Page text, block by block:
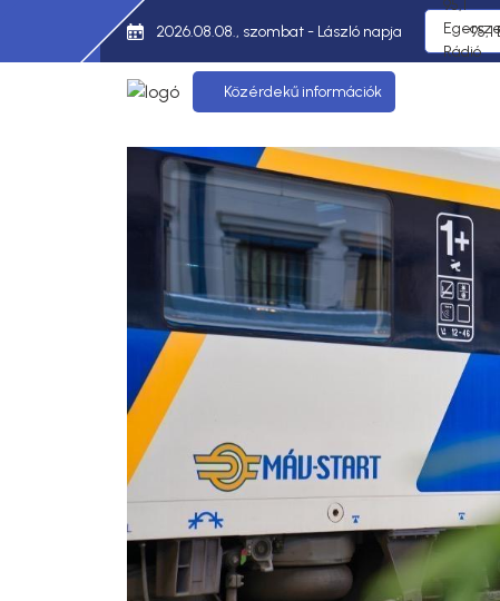
2026.08.08., szombat - László napja
Közérdekű információk